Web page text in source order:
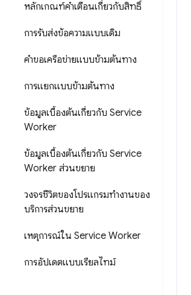
หลักเกณฑ์คำเตือนเกี่ยวกับสิทธิ์
การรับส่งข้อความแบบเดิม
คำขอเครือข่ายแบบข้ามต้นทาง
การแยกแบบข้ามต้นทาง
ข้อมูลเบื้องต้นเกี่ยวกับ Service
Worker
ข้อมูลเบื้องต้นเกี่ยวกับ Service
Worker ส่วนขยาย
วงจรชีวิตของโปรแกรมทำงานของ
บริการส่วนขยาย
เหตุการณ์ใน Service Worker
การอัปเดตแบบเรียลไทม์